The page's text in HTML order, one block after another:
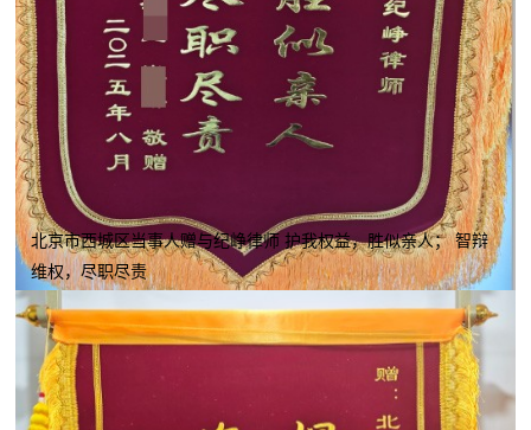
北京市西城区当事人赠与纪峥律师 护我权益，胜似亲人； 智辩
维权，尽职尽责